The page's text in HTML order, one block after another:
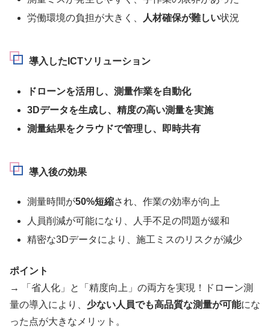
労働環境の負担が大きく、
人材確保が難しい状況
導入したICTソリューション
ドローンを活用し、測量作業を自動化
3Dデータを生成し、精度の高い測量を実施
測量結果をクラウドで管理し、即時共有
導入後の効果
測量時間が50%短縮され、作業の効率が向上
人員削減が可能になり、人手不足の問題が緩和
精密な3Dデータにより、施工ミスのリスクが減少
ポイント
→ 「省人化」と「精度向上」の両方を実現！ドローン測
量の導入により、 少ない人員でも高品質な測量が可能にな
った点が大きなメリット。